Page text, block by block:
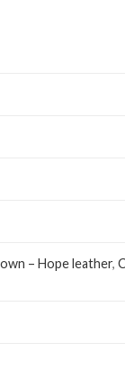
– Hope leather,